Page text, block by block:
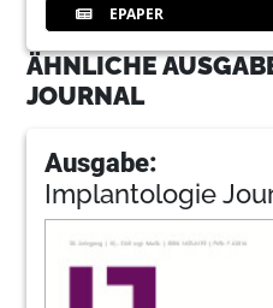
EPAPER
ÄHNLICHE
JOURNAL
Ausgabe:
Implantologie